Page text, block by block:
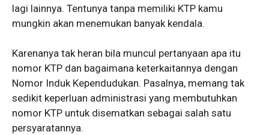
lagi lainnya. Tentunya tanpa memiliki KTP kamu
mungkin akan menemukan banyak kendala.
Karenanya tak heran bila muncul pertanyaan apa itu
nomor KTP dan bagaimana keterkaitannya dengan
Nomor Induk Kependudukan. Pasalnya, memang tak
sedikit keperluan administrasi yang membutuhkan
nomor KTP untuk disematkan sebagai salah satu
persyaratannya.